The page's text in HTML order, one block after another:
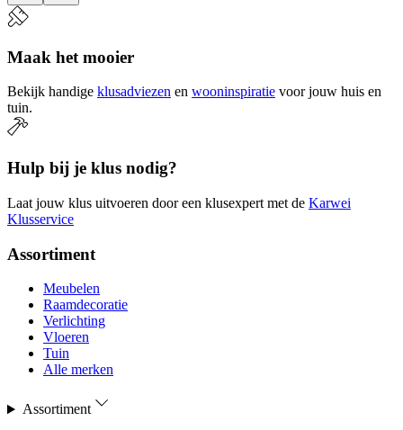
Maak het mooier
Bekijk handige klusadviezen en wooninspiratie voor jouw huis en
tuin.
Hulp bij je klus nodig?
Laat jouw klus uitvoeren door een klusexpert met de Karwei
Klusservice
Assortiment
Meubelen
Raamdecoratie
Verlichting
Vloeren
Tuin
Alle merken
Assortiment